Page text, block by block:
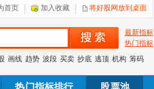
首页 加入收藏 将好股网放到桌面
最新指标
热门指标
画线 趋势 波段 买卖 抄底 逃顶 机构 筹码
热门指标排行 股票池